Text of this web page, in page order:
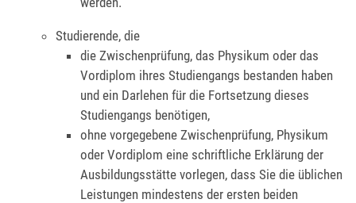
Studierende, die
die Zwischenprüfung, das Physikum oder das
Vordiplom ihres Studiengangs bestanden haben
und ein Darlehen für die Fortsetzung dieses
Studiengangs benötigen,
ohne vorgegebene Zwischenprüfung, Physikum
oder Vordiplom eine schriftliche Erklärung der
Ausbildungsstätte vorlegen, dass Sie die üblichen
Leistungen mindestens der ersten beiden